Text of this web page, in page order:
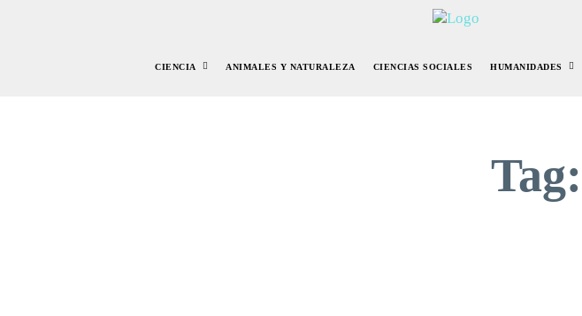
CIENCIA ANIMALES Y NATURALEZA CIENCIAS SOCIALES HUMANIDADES
Tag: